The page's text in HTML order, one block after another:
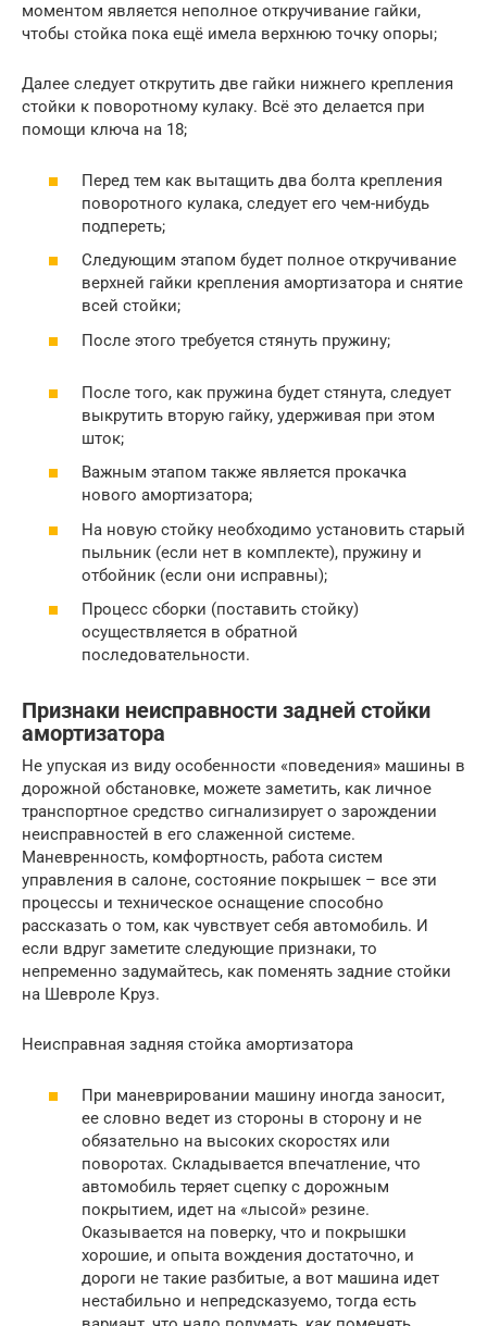
моментом является неполное откручивание гайки,
чтобы стойка пока ещё имела верхнюю точку опоры;
Далее следует открутить две гайки нижнего крепления
стойки к поворотному кулаку. Всё это делается при
помощи ключа на 18;
Перед тем как вытащить два болта крепления
поворотного кулака, следует его чем-нибудь
подпереть;
Следующим этапом будет полное откручивание
верхней гайки крепления амортизатора и снятие
всей стойки;
После этого требуется стянуть пружину;
После того, как пружина будет стянута, следует
выкрутить вторую гайку, удерживая при этом
шток;
Важным этапом также является прокачка
нового амортизатора;
На новую стойку необходимо установить старый
пыльник (если нет в комплекте), пружину и
отбойник (если они исправны);
Процесс сборки (поставить стойку)
осуществляется в обратной
последовательности.
Признаки неисправности задней стойки
амортизатора
Не упуская из виду особенности «поведения» машины в
дорожной обстановке, можете заметить, как личное
транспортное средство сигнализирует о зарождении
неисправностей в его слаженной системе.
Маневренность, комфортность, работа систем
управления в салоне, состояние покрышек – все эти
процессы и техническое оснащение способно
рассказать о том, как чувствует себя автомобиль. И
если вдруг заметите следующие признаки, то
непременно задумайтесь, как поменять задние стойки
на Шевроле Круз.
Неисправная задняя стойка амортизатора
При маневрировании машину иногда заносит,
ее словно ведет из стороны в сторону и не
обязательно на высоких скоростях или
поворотах. Складывается впечатление, что
автомобиль теряет сцепку с дорожным
покрытием, идет на «лысой» резине.
Оказывается на поверку, что и покрышки
хорошие, и опыта вождения достаточно, и
дороги не такие разбитые, а вот машина идет
нестабильно и непредсказуемо, тогда есть